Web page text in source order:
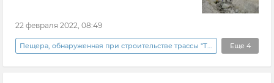
22 февраля 2022, 08:49
Еще 4
Пещера, обнаруженная при строительстве трассы "Таврида"
Туризм Крым Симферополь